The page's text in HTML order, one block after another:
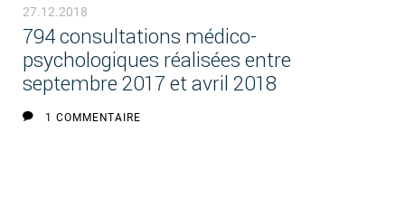
27.12.2018
794 consultations médico-
psychologiques réalisées entre
septembre 2017 et avril 2018
1 COMMENTAIRE